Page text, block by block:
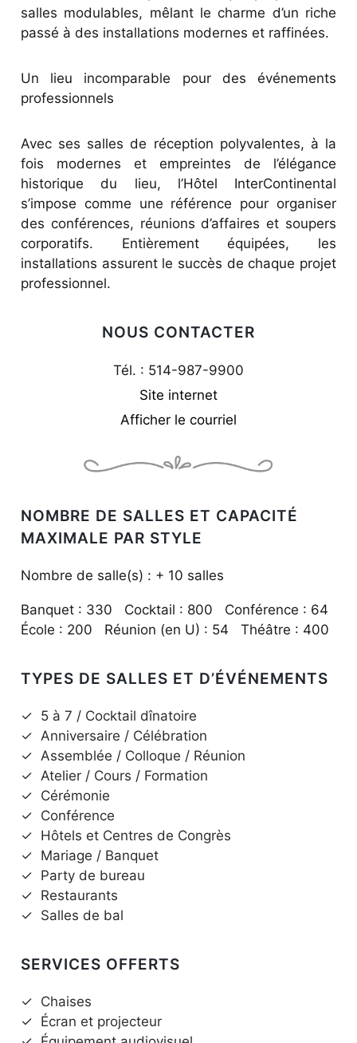
salles modulables, mêlant le charme d’un riche
passé à des installations modernes et raffinées.
Un lieu incomparable pour des événements
professionnels
Avec ses salles de réception polyvalentes, à la
fois modernes et empreintes de l’élégance
historique du lieu, l’Hôtel InterContinental
s’impose comme une référence pour organiser
des conférences, réunions d’affaires et soupers
corporatifs. Entièrement équipées, les
installations assurent le succès de chaque projet
professionnel.
NOUS CONTACTER
Tél. : 514-987-9900
Site internet
Afficher le courriel
NOMBRE DE SALLES ET CAPACITÉ
MAXIMALE PAR STYLE
Nombre de salle(s) : + 10 salles
Banquet : 330 Cocktail : 800 Conférence : 64
École : 200 Réunion (en U) : 54 Théâtre : 400
TYPES DE SALLES ET D’ÉVÉNEMENTS
✓ 5 à 7 / Cocktail dînatoire
✓ Anniversaire / Célébration
✓ Assemblée / Colloque / Réunion
✓ Atelier / Cours / Formation
✓ Cérémonie
✓ Conférence
✓ Hôtels et Centres de Congrès
✓ Mariage / Banquet
✓ Party de bureau
✓ Restaurants
✓ Salles de bal
SERVICES OFFERTS
✓ Chaises
✓ Écran et projecteur